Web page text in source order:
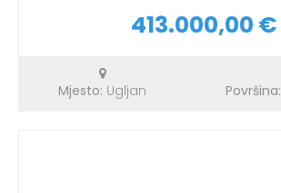
413.000,00 €
Mjesto: Ugljan Površina: